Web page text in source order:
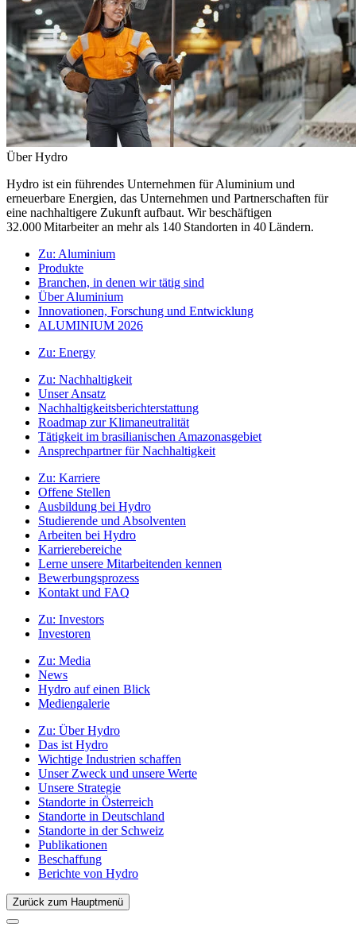
Über Hydro
Hydro ist ein führendes Unternehmen für Aluminium und
erneuerbare Energien, das Unternehmen und Partnerschaften für
eine nachhaltigere Zukunft aufbaut. Wir beschäftigen
32.000 Mitarbeiter an mehr als 140 Standorten in 40 Ländern.
Zu: Aluminium
Produkte
Branchen, in denen wir tätig sind
Über Aluminium
Innovationen, Forschung und Entwicklung
ALUMINIUM 2026
Zu: Energy
Zu: Nachhaltigkeit
Unser Ansatz
Nachhaltigkeitsberichterstattung
Roadmap zur Klimaneutralität
Tätigkeit im brasilianischen Amazonasgebiet
Ansprechpartner für Nachhaltigkeit
Zu: Karriere
Offene Stellen
Ausbildung bei Hydro
Studierende und Absolventen
Arbeiten bei Hydro
Karrierebereiche
Lerne unsere Mitarbeitenden kennen
Bewerbungsprozess
Kontakt und FAQ
Zu: Investors
Investoren
Zu: Media
News
Hydro auf einen Blick
Mediengalerie
Zu: Über Hydro
Das ist Hydro
Wichtige Industrien schaffen
Unser Zweck und unsere Werte
Unsere Strategie
Standorte in Österreich
Standorte in Deutschland
Standorte in der Schweiz
Publikationen
Beschaffung
Berichte von Hydro
Zurück zum Hauptmenü